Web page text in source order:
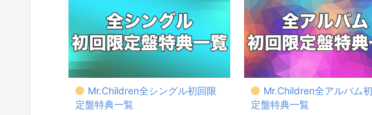
Mr.Children全シングル初回限
定盤特典一覧
Mr.Children全アルバム
定盤特典一覧